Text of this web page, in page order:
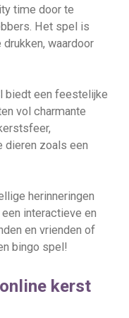
time door te
Het spel is
waardoor
biedt een feestelijke
vol charmante
dieren zoals een
herinneringen
interactieve en
en vrienden of
bingo spel!
kerst